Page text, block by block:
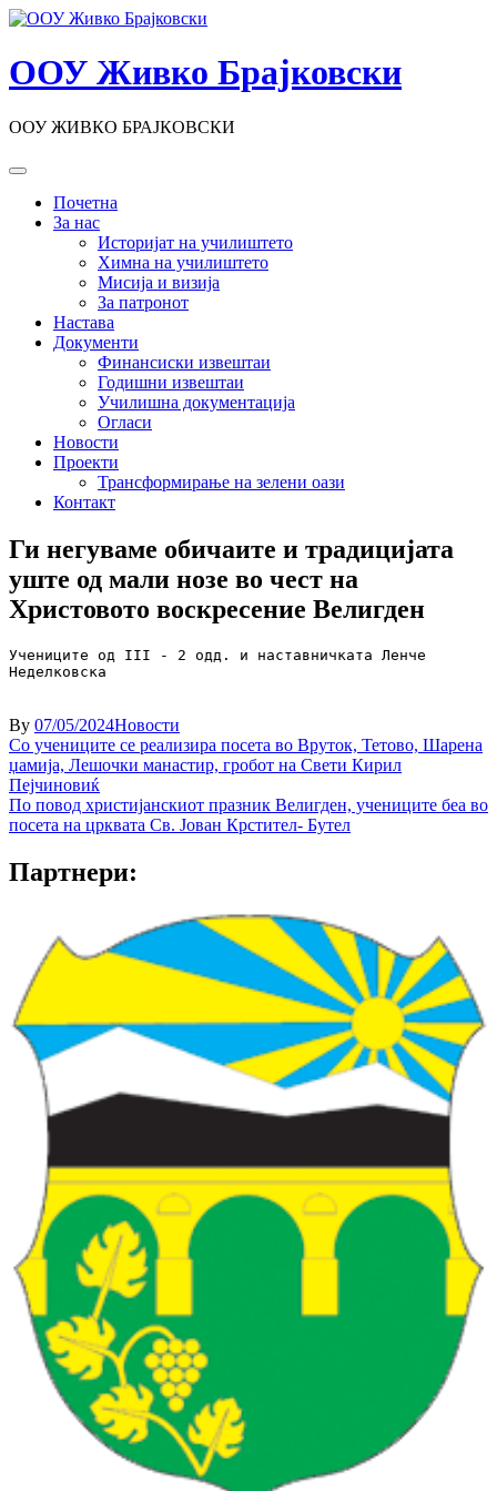
Skip
content
ООУ Живко Брајковски
ООУ ЖИВКО БРАЈКОВСКИ
Почетна
За нас
Историјат на училиштето
Химна на училиштето
Мисија и визија
За патронот
Настава
Документи
Финансиски извештаи
Годишни извештаи
Училишна документација
Огласи
Новости
Проекти
Трансформирање на зелени оази
Контакт
Ги негуваме обичаите и традицијата
уште од мали нозе во чест на
Христовото воскресение Велигден
Учениците од III - 2 одд. и наставничката Ленче
Неделковска
By 07/05/2024Новости
Навигација
на
напис
Со учениците се реализира посета во Вруток, Тетово, Шарена
џамија, Лешочки манастир, гробот на Свети Кирил
Пејчиновиќ
По повод христијанскиот празник Велигден, учениците беа во
посета на црквата Св. Јован Крстител- Бутел
Партнери: